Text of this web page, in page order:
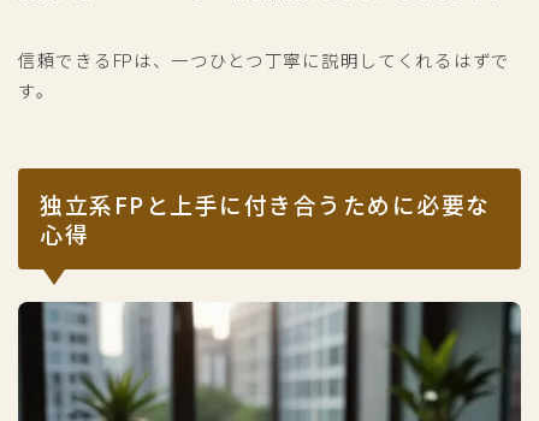
信頼できるFPは、一つひとつ丁寧に説明してくれるはずで
す。
独立系FPと上手に付き合うために必要な
心得